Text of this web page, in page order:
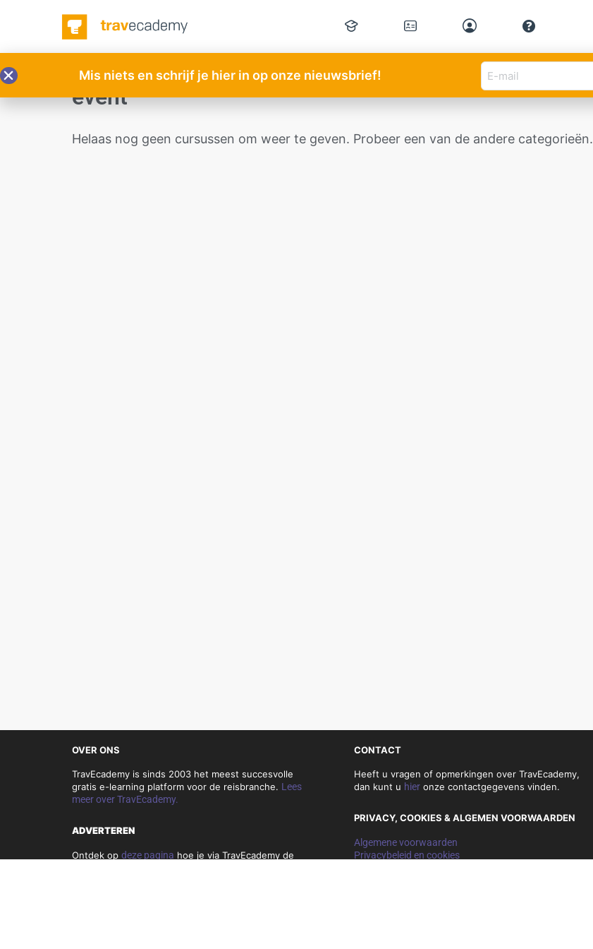
event
Helaas nog geen cursussen om weer te geven. Probeer een van de andere categorieën.
OVER ONS
TravEcademy is sinds 2003 het meest succesvolle
gratis e-learning platform voor de reisbranche. Lees
meer over TravEcademy.
ADVERTEREN
Ontdek op deze pagina hoe je via TravEcademy de
CONTACT
Heeft u vragen of opmerkingen over TravEcademy,
dan kunt u hier onze contactgegevens vinden.
PRIVACY, COOKIES & ALGEMEN VOORWAARDEN
Algemene voorwaarden
Privacybeleid en cookies
Mis niets en schrijf je hier in op onze nieuwsbrief!
E-
mail